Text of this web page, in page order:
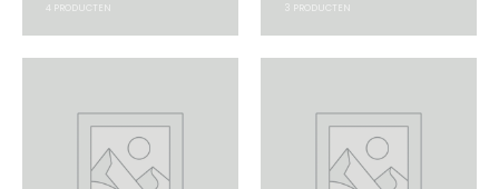
4 PRODUCTEN 3 PRODUCTEN